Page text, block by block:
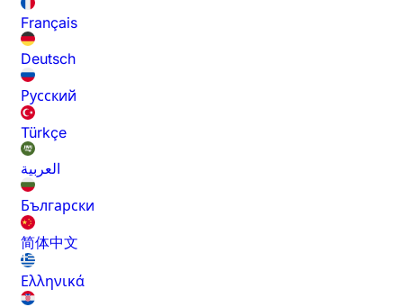
Français
Deutsch
Русский
Türkçe
العربية
Български
简体中文
Ελληνικά